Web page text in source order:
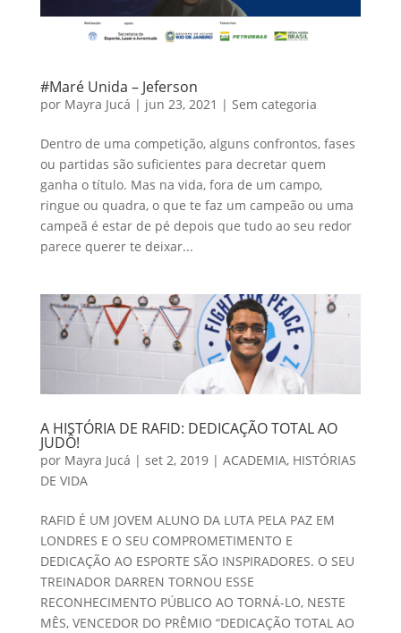
#Maré Unida – Jeferson
por Mayra Jucá | jun 23, 2021 | Sem categoria
Dentro de uma competição, alguns confrontos, fases
ou partidas são suficientes para decretar quem
ganha o título. Mas na vida, fora de um campo,
ringue ou quadra, o que te faz um campeão ou uma
campeã é estar de pé depois que tudo ao seu redor
parece querer te deixar...
A HISTÓRIA DE RAFID: DEDICAÇÃO TOTAL AO
JUDÔ!
por Mayra Jucá | set 2, 2019| ACADEMIA, HISTÓRIAS
DE VIDA
RAFID É UM JOVEM ALUNO DA LUTA PELA PAZ EM
LONDRES E O SEU COMPROMETIMENTO E
DEDICAÇÃO AO ESPORTE SÃO INSPIRADORES. O SEU
TREINADOR DARREN TORNOU ESSE
RECONHECIMENTO PÚBLICO AO TORNÁ-LO, NESTE
MÊS, VENCEDOR DO PRÊMIO “DEDICAÇÃO TOTAL AO